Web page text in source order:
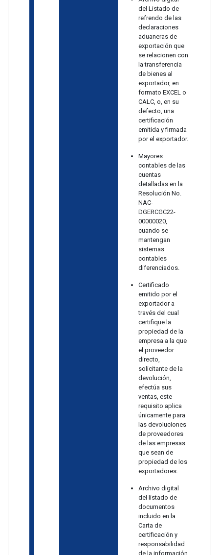
del Listado de
refrendo de las
declaraciones
aduaneras de
exportación que
se relacionen con
la transferencia
de bienes al
exportador, en
formato EXCEL o
CALC, o, en su
defecto, una
certificación
emitida y firmada
por el exportador.
Mayores
contables de las
cuentas
detalladas en la
Resolución No.
NAC-
DGERCGC22-
00000020,
cuando se
mantengan
sistemas
contables
diferenciados.
Certificado
emitido por el
exportador a
través del cual
certifique la
propiedad de la
empresa a la que
el proveedor
directo,
solicitante de la
devolución,
efectúa sus
ventas, este
requisito aplica
únicamente para
las devoluciones
de proveedores
de las empresas
que sean de
propiedad de los
exportadores.
Archivo digital
del listado de
documentos
incluido en la
Carta de
certificación y
responsabilidad
de la información